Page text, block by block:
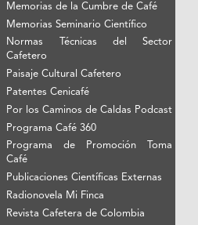
Memorias de la Cumbre de Café
Memorias Seminario Científico
Normas Técnicas del Sector
Cafetero
Paisaje Cultural Cafetero
Patentes Cenicafé
Por los Caminos de Caldas Podcast
Programa Café 360
Programa de Promoción Toma
Café
Publicaciones Científicas Externas
Radionovela Mi Finca
Revista Cafetera de Colombia